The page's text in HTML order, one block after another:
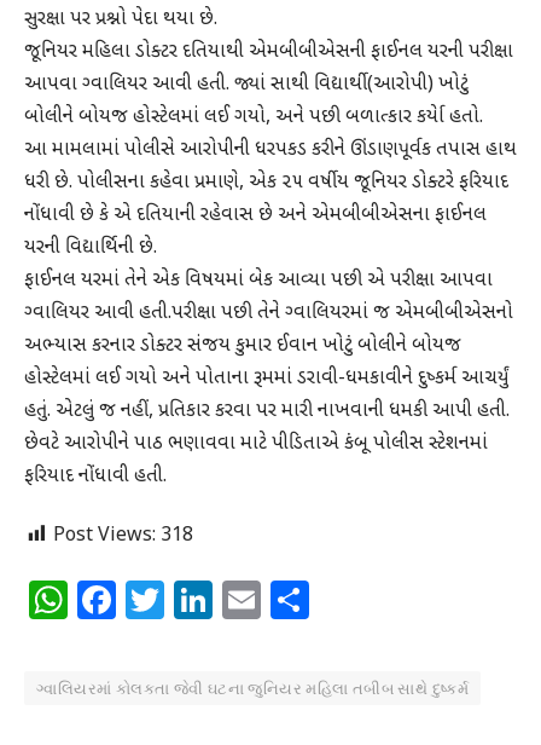
સુરક્ષા પર પ્રશ્નો પેદા થયા છે.
જૂનિયર મહિલા ડોક્ટર દતિયાથી એમબીબીએસની ફાઈનલ યરની પરીક્ષા
આપવા ગ્વાલિયર આવી હતી. જ્યાં સાથી વિદ્યાર્થી(આરોપી) ખોટું
બોલીને બોયજ હોસ્ટેલમાં લઈ ગયો, અને પછી બળાત્કાર કર્યાે હતો.
આ મામલામાં પોલીસે આરોપીની ધરપકડ કરીને ઊંડાણપૂર્વક તપાસ હાથ
ધરી છે. પોલીસના કહેવા પ્રમાણે, એક ૨૫ વર્ષીય જૂનિયર ડોક્ટરે ફરિયાદ
નોંધાવી છે કે એ દતિયાની રહેવાસ છે અને એમબીબીએસના ફાઈનલ
યરની વિદ્યાર્થિની છે.
ફાઈનલ યરમાં તેને એક વિષયમાં બેક આવ્યા પછી એ પરીક્ષા આપવા
ગ્વાલિયર આવી હતી.પરીક્ષા પછી તેને ગ્વાલિયરમાં જ એમબીબીએસનો
અભ્યાસ કરનાર ડોક્ટર સંજય કુમાર ઈવાન ખોટું બોલીને બોયજ
હોસ્ટેલમાં લઈ ગયો અને પોતાના રૂમમાં ડરાવી-ધમકાવીને દુષ્કર્મ આચર્યું
હતું. એટલું જ નહીં, પ્રતિકાર કરવા પર મારી નાખવાની ધમકી આપી હતી.
છેવટે આરોપીને પાઠ ભણાવવા માટે પીડિતાએ કંબૂ પોલીસ સ્ટેશનમાં
ફરિયાદ નોંધાવી હતી.
Post Views: 318
WhatsApp
Facebook
Twitter
LinkedIn
Email
ગ્વાલિયરમાં કોલકતા જેવી ઘટના જુનિયર મહિલા તબીબ સાથે દુષ્કર્મ